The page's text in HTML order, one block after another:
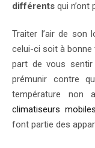
différents qui
Traiter l’air de son
celui-ci soit à bonne
part de vous
prémunir contre
température non
climatiseurs mobiles
font partie des